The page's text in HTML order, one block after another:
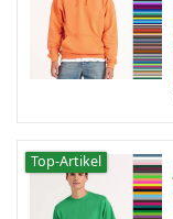
Top-Artikel